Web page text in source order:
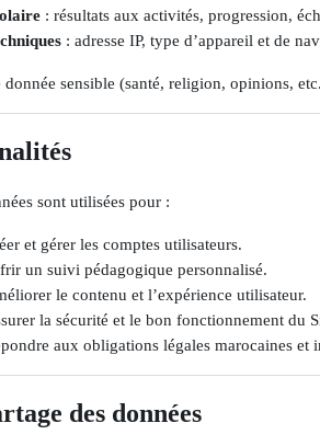
: résultats aux activités, progression,
: adresse IP, type d’appareil et de
donnée sensible (santé, religion, opinions,
sont utilisées pour :
et gérer les comptes utilisateurs.
un suivi pédagogique personnalisé.
le contenu et l’expérience utilisateur.
la sécurité et le bon fonctionnement du
aux obligations légales marocaines et
des données